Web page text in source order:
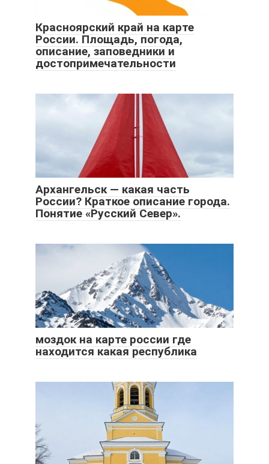
Красноярский край на карте
России. Площадь, погода,
описание, заповедники и
достопримечательности
Архангельск — какая часть
России? Краткое описание города.
Понятие «Русский Север».
моздок на карте россии где
находится какая республика